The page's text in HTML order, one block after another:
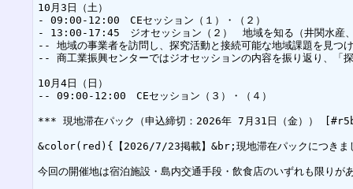
10月3日（土）
- 09:00-12:00　CEセッション（１）・（２）
- 13:00-17:45　ジオセッション（２）　地域を知る（井関水産、
-- 地域の事業者を訪問し、探究活動と接続可能な地域課題を見つ
-- 商工業振興センターではジオセッションの内容を振り返り、「
10月4日（日）
-- 09:00-12:00　CEセッション（３）・（４）
*** 現地滞在パック（申込締切：2026年 7月31日（金））
&color(red){【2026/7/23掲載】&br;現地滞在パックにつきまして
今回の開催地は宿泊施設・島内交通手段・飲食店のいずれも限り